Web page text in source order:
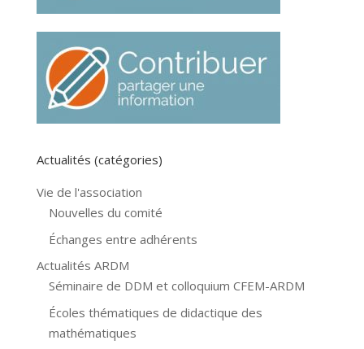
Actualités (catégories)
Vie de l'association
Nouvelles du comité
Échanges entre adhérents
Actualités ARDM
Séminaire de DDM et colloquium CFEM-ARDM
Écoles thématiques de didactique des
mathématiques